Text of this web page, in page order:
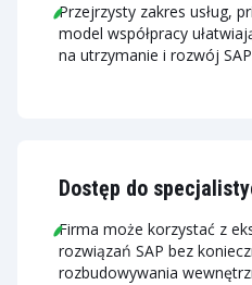
Przejrzysty zakres usług,
model współpracy
na utrzymanie i rozwój
Dostęp do
Firma może korzystać z
rozwiązań SAP bez
rozbudowywania